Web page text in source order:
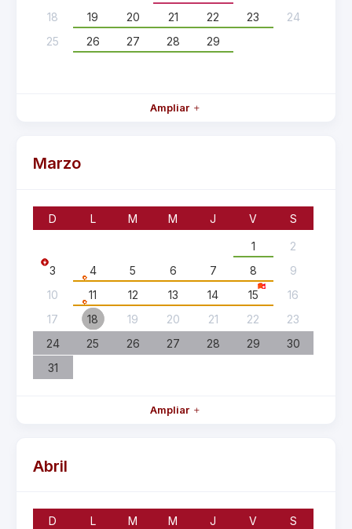
18
19 20 21 22 23
24
25
26 27 28 29
Ampliar
Marzo
D L M M J V S
1
2
3
4 5 6 7 8
9
10
11 12 13 14 15
16
17
18 19 20 21 22
23
24
25 26 27 28 29
30
31
Ampliar
Abril
D L M M J V S